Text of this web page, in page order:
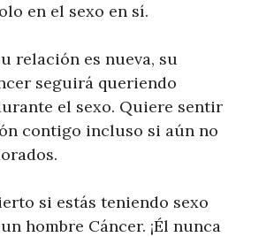
en el sexo en sí.
relación es nueva, su
seguirá queriendo
el sexo. Quiere sentir
contigo incluso si aún no
si estás teniendo sexo
hombre Cáncer. ¡Él nunca